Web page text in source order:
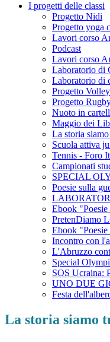
I progetti delle classi
Progetto Nidi
Progetto yoga
Lavori corso
Podcast
Lavori corso
Laboratorio di
Laboratorio di
Progetto Volley
Progetto
Nuoto in
Maggio dei
La storia
Scuola attiva
Tennis - Foro
Campionati
SPECIAL
Poesie sulla
Ebook "Poesie
PretenDiamo
Ebook
Incontro con
L'Abruzzo
Special
SOS Ucraina:
UNO DUE
Festa
La storia siamo